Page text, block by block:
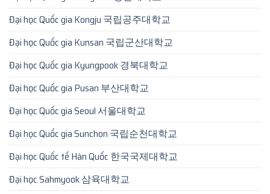
Đại học Quốc gia Kongju 국립공주대학교
Đại học Quốc gia Kunsan 국립군산대학교
Đại học Quốc gia Kyungpook 경북대학교
Đại học Quốc gia Pusan 부산대학교
Đại học Quốc gia Seoul 서울대학교
Đại học Quốc gia Sunchon 국립순천대학교
Đại học Quốc tế Hàn Quốc 한국국제대학교
Đại học Sahmyook 삼육대학교